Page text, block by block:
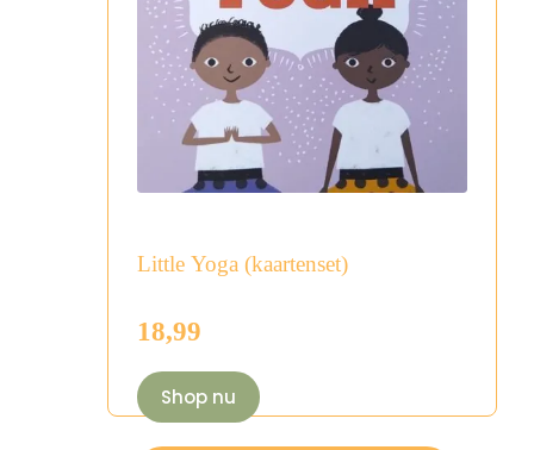
Little Yoga (kaartenset)
18,99
Shop nu